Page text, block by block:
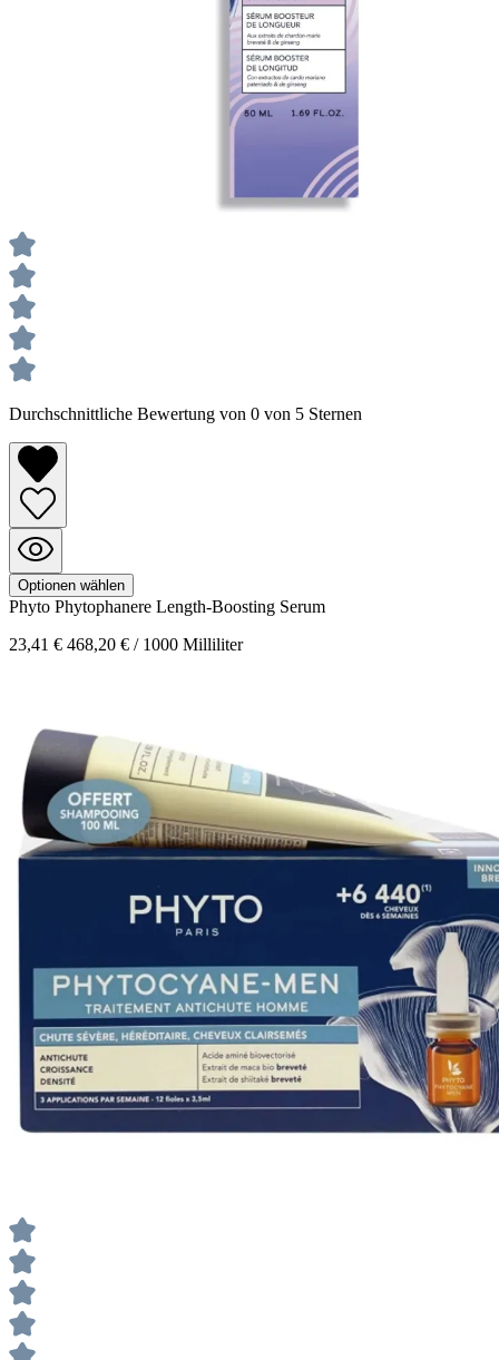
Durchschnittliche Bewertung von 0 von 5 Sternen
Optionen wählen
Phyto Phytophanere Length-Boosting Serum
23,41 € 468,20 € / 1000 Milliliter